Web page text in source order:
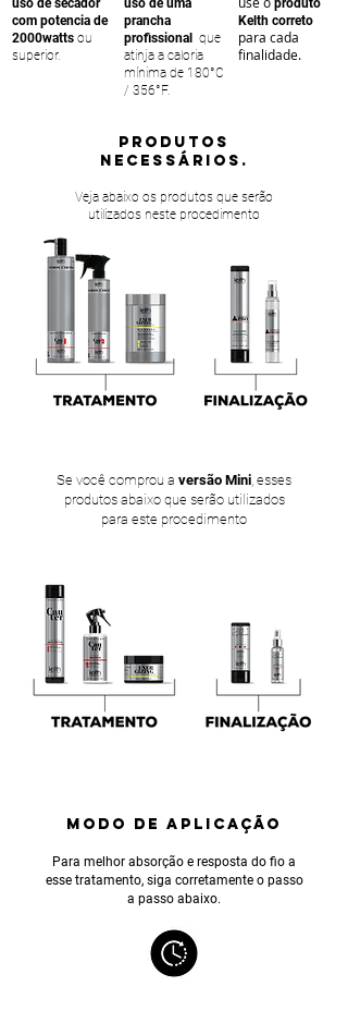
uso de secador
com potencia de
2000watts ou
superior.
uso de uma
prancha
profissional que
atinja a caloria
mínima de 180°C
/ 356°F.
produto
Kelth correto
para cada
finalidade.
PRODUTOS
NECESSÁRIOS.
Veja abaixo os produtos que serão
utilizados neste procedimento
Se você comprou a versão Mini , esses
produtos abaixo que serão utilizados
para este procedimento
MODO DE APLICAÇÃO
Para melhor absorção e resposta do fio a
esse tratamento, siga corretamente o passo
a passo abaixo.